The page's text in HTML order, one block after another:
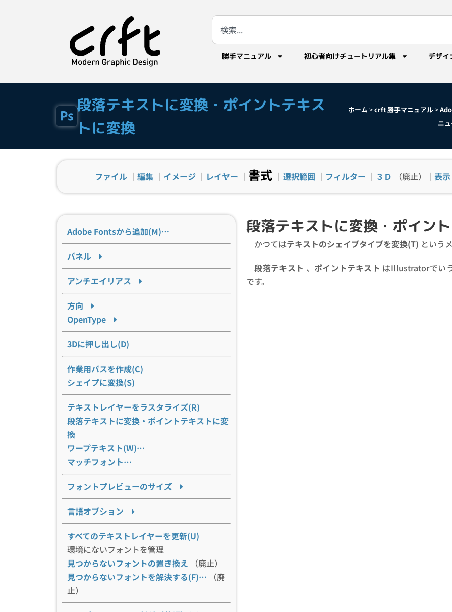
勝手マニュアル 初心者向けチュートリアル集 デザイ
段落テキストに変換・ポイントテキス
トに変換
ホーム >crft 勝手マニュアル>
ニ
ファイル｜ 編集｜ イメージ｜ レイヤー ｜ 書式 ｜ 選択範囲 ｜ フィルター ｜ ３Ｄ （廃止）｜ 表示
Adobe Fontsから追加(M)…
パネル
アンチエイリアス
方向
OpenType
3Dに押し出し(D)
作業用パスを作成(C)
シェイプに変換(S)
テキストレイヤーをラスタライズ(R)
段落テキストに変換・ポイントテキストに変
換
ワープテキスト(W)…
マッチフォント…
フォントプレビューのサイズ
言語オプション
すべてのテキストレイヤーを更新(U)
環境にないフォントを管理
見つからないフォントの置き換え （廃止）
見つからないフォントを解決する(F)… （廃
止）
段落テキストに変換・ポイン
かつてはテキストのシェイプタイプを変換(T) という
段落テキスト 、 ポイントテキスト はIllustratorでい
です。